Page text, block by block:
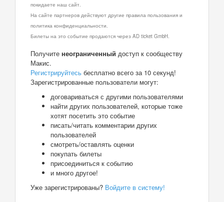
покидаете наш сайт.
На сайте партнеров действуют другие правила пользования и
политика конфиденциальности.
Билеты на это событие продаются через AD ticket GmbH.
Получите неограниченный доступ к сообществу
Макис.
Регистрируйтесь бесплатно всего за 10 секунд!
Зарегистрированные пользователи могут:
договариваться с другими пользователями
найти других пользователей, которые тоже
хотят посетить это событие
писать/читать комментарии других
пользователей
смотреть/оставлять оценки
покупать билеты
присоединиться к событию
и много другое!
Уже зарегистрированы? Войдите в систему!